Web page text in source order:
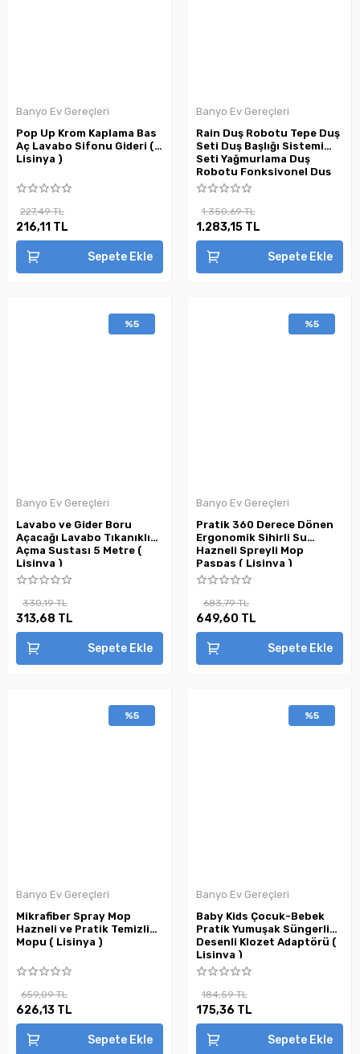
Banyo Ev Gereçleri
Pop Up Krom Kaplama Bas
Aç Lavabo Sifonu Gideri (
Lisinya )
227,49 TL
216,11 TL
Sepete Ekle
Banyo Ev Gereçleri
Rain Duş Robotu Tepe Duş
Seti Duş Başlığı Sistemi
Seti Yağmurlama Duş
Robotu Fonksiyonel Duş
Robotu ( Lisinya )
1.350,69 TL
1.283,15 TL
Sepete Ekle
%5
Banyo Ev Gereçleri
Lavabo ve Gider Boru
Açacağı Lavabo Tıkanıklık
Açma Sustası 5 Metre (
Lisinya )
330,19 TL
313,68 TL
Sepete Ekle
%5
Banyo Ev Gereçleri
Pratik 360 Derece Dönen
Ergonomik Sihirli Su
Hazneli Spreyli Mop
Paspas ( Lisinya )
683,79 TL
649,60 TL
Sepete Ekle
%5
Banyo Ev Gereçleri
Mikrafiber Spray Mop
Hazneli ve Pratik Temizlik
Mopu ( Lisinya )
659,09 TL
626,13 TL
Sepete Ekle
%5
Banyo Ev Gereçleri
Baby Kids Çocuk-Bebek
Pratik Yumuşak Süngerli
Desenli Klozet Adaptörü (
Lisinya )
184,59 TL
175,36 TL
Sepete Ekle